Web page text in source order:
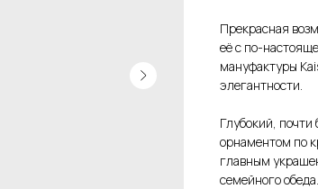
Прекрасная
её с по-
мануфактуры
элегантности.
Глубокий,
орнаментом по
главным
семейного обеда.